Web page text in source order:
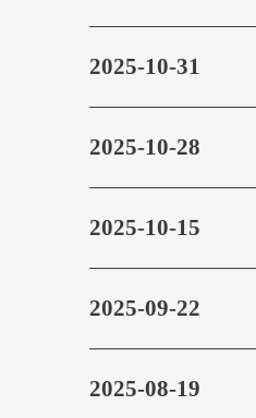
2025-10-31
2025-10-28
2025-10-15
2025-09-22
2025-08-19